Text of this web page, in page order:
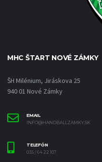
MHC ŠTART NOVÉ ZÁMKY
ŠH Milénium, Jiráskova 25
940 01 Nové Zámky
EMAIL
INFO@HANDBALLZAMKY.SK
TELEFÓN
035 / 64 22 107